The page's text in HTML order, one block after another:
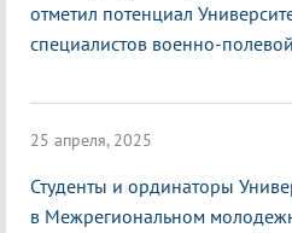
отметил потенциал
специалистов военно-
25 апреля, 2025
Студенты и ординаторы
в Межрегиональном